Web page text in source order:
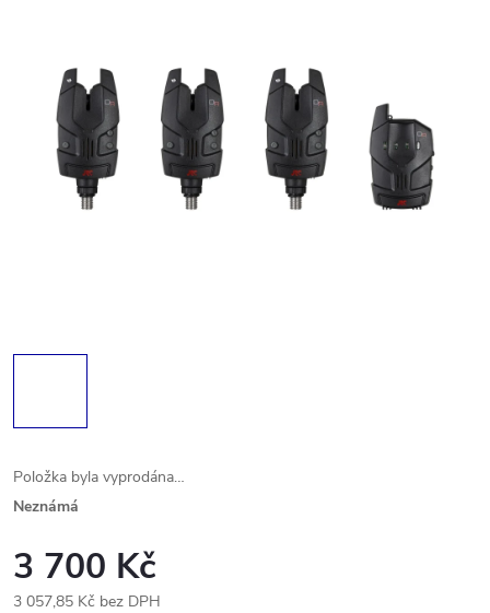
Položka byla vyprodána…
Neznámá
3 700 Kč
3 057,85 Kč bez DPH